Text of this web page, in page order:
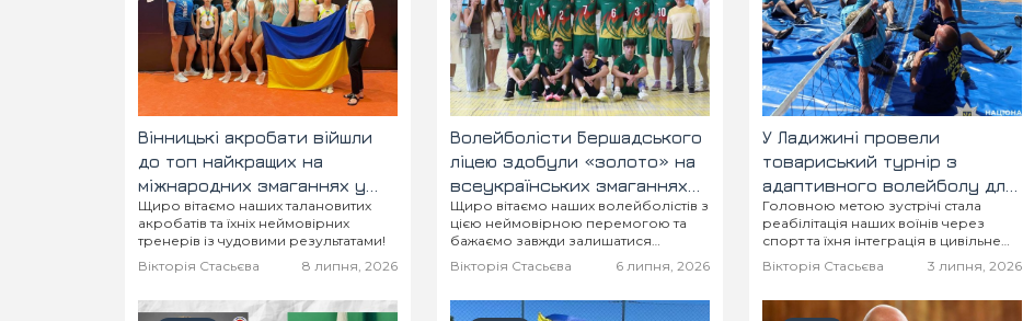
Вінницькі акробати війшли
до топ найкращих на
міжнародних змаганнях у
Португалії
Щиро вітаємо наших талановитих
акробатів та їхніх неймовірних
тренерів із чудовими результатами!
Вікторія Стасьєва
8 липня, 2026
Волейболісти Бершадського
ліцею здобули «золото» на
всеукраїнських змаганнях
«Пліч-о-пліч»
Щиро вітаємо наших волейболістів з
цією неймовірною перемогою та
бажаємо завжди залишатися
першими та легко підкорювати нові
спортивні вершини!
Вікторія Стасьєва 6 липня, 2026
У Ладижині провели
товариський турнір з
адаптивного волейболу для
захисників України
Головною метою зустрічі стала
реабілітація наших воїнів через
спорт та їхня інтеграція в цивільне
життя
Вікторія Стасьєва 3 липня, 2026